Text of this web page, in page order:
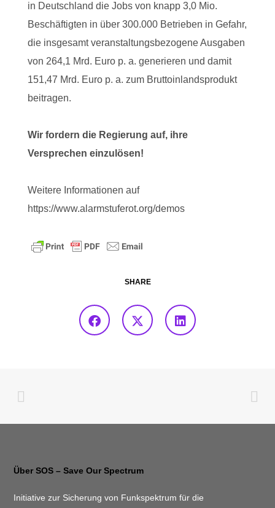
in Deutschland die Jobs von knapp 3,0 Mio.
Beschäftigten in über 300.000 Betrieben in Gefahr,
die insgesamt veranstaltungsbezogene Ausgaben
von 264,1 Mrd. Euro p. a. generieren und damit
151,47 Mrd. Euro p. a. zum Bruttoinlandsprodukt
beitragen.
Wir fordern die Regierung auf, ihre
Versprechen einzulösen!
Weitere Informationen auf
https://www.alarmstuferot.org/demos
SHARE
Über SOS – Save Our Spectrum
Initiative zur Sicherung von Funkspektrum für die